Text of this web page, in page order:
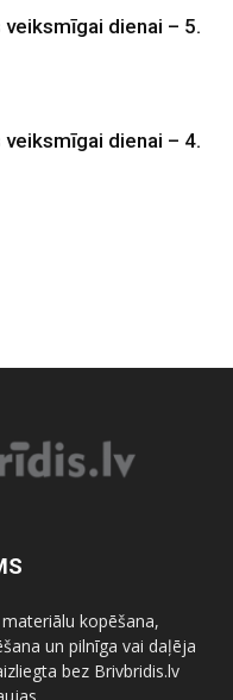
dienai – 5.
dienai – 4.
kopēšana,
un pilnīga vai daļēja
bez Brivbridis.lv